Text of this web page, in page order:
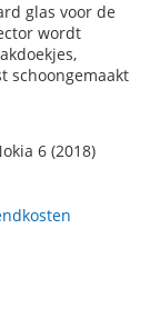
glas voor de
wordt
schoongemaakt
6 (2018)